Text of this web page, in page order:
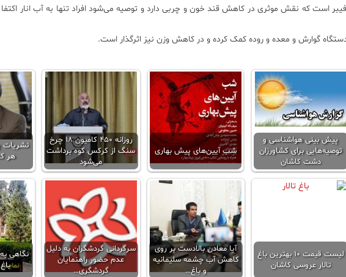
فیبر است که نقش موثری در کاهش قند خون و چربی دارد و توصیه می‌شود افراد تنها به آب انار
دستگاه گوارش و معده و روده کمک کرده و در کاهش وزن نیز اثرگذار است.
پیش بینی هواشناسی و
توصیه‌هایی برای کشاورزان
دشت کاشان
شب آیین‌های پیش بهاری
روزانه ۴۵۰ کامیون ۱۸ چرخ
سنگ از کرکس کوه برداشت
می‌شود
نشریات
هر
لیست قیمت ۱۰ بهترین باغ
تالار عروسی کاشان
آیا معادن بالادست بر روی
کاهش آب چشمه سلیمانیه
و باغ…
سرگردانی گردشگران به دلیل
عدم حضور راهنمایان
گردشگری…
نگاهی